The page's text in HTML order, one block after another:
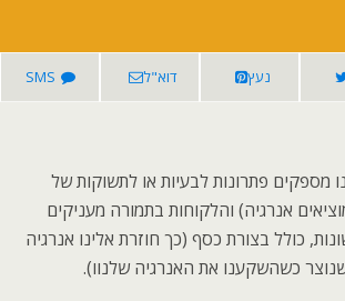
נעץ דוא"ל SMS
מספקים פתרונות לבעיות או לתשוקות של
אנרגיה) והלקוחות בתמורה מעניקים
כולל בצורת כסף (כך חוזרת אלינו אנרגיה
כשהשקענו את האנרגיה שלנוו).